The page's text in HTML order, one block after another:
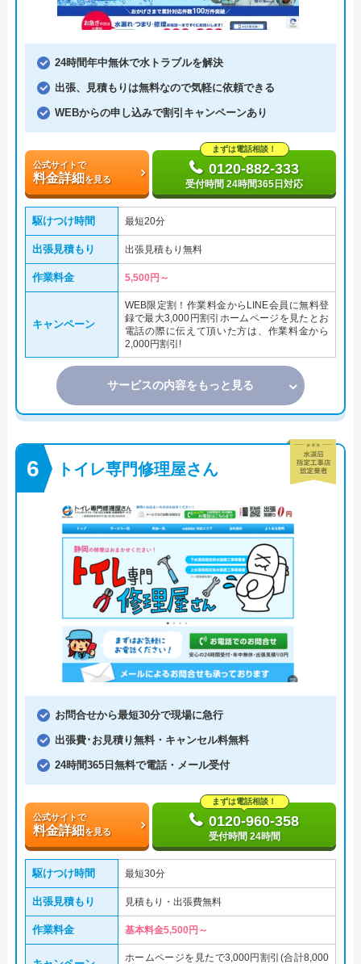
24時間年中無休で水トラブルを解決
出張、見積もりは無料なので気軽に依頼できる
WEBからの申し込みで割引キャンペーンあり
公式サイトで
料金詳細を見る
まずは電話相談！
0120-882-333
受付時間 24時間365日対応
駆けつけ時間 最短20分
出張見積もり 出張見積もり無料
作業料金 5,500円～
キャンペーン
WEB限定割！作業料金からLINE会員に無料登
録で最大3,000円割引ホームページを見たとお
電話の際に伝えて頂いた方は、作業料金から
2,000円割引!
サービスの内容をもっと見る
トイレ専門修理屋さん
お問合せから最短30分で現場に急行
出張費･お見積り無料・キャンセル料無料
24時間365日無料で電話・メール受付
公式サイトで
料金詳細を見る
まずは電話相談！
0120-960-358
受付時間 24時間
駆けつけ時間 最短30分
出張見積もり 見積もり・出張費無料
作業料金 基本料金5,500円～
ホームページを見たで3,000円割引(合計8,000